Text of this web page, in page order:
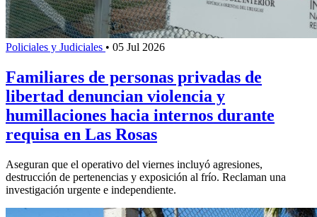
Policiales y Judiciales • 05 Jul 2026
Familiares de personas privadas de
libertad denuncian violencia y
humillaciones hacia internos durante
requisa en Las Rosas
Aseguran que el operativo del viernes incluyó agresiones,
destrucción de pertenencias y exposición al frío. Reclaman una
investigación urgente e independiente.